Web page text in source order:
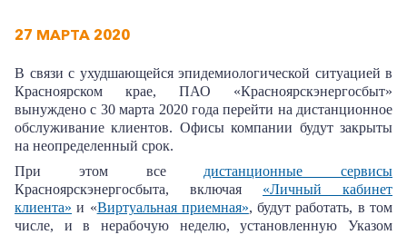
27 МАРТА 2020
В связи с ухудшающейся эпидемиологической ситуацией в
Красноярском крае, ПАО «Красноярскэнергосбыт»
вынуждено с 30 марта 2020 года перейти на дистанционное
обслуживание клиентов. Офисы компании будут закрыты
на неопределенный срок.
При этом все дистанционные сервисы
Красноярскэнергосбыта, включая «Личный кабинет
клиента» и «Виртуальная приемная», будут работать, в том
числе, и в нерабочую неделю, установленную Указом